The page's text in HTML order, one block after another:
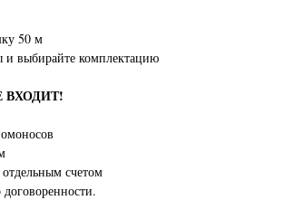
50 м
и выбирайте комплектацию
ВХОДИТ!
счетом
договоренности.